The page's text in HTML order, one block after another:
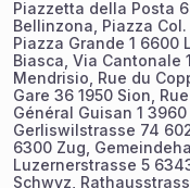
Piazzetta della Posta
Bellinzona, Piazza
Piazza Grande 1 6600
Biasca, Via Cantonale
Mendrisio, Rue du
Gare 36 1950 Sion,
Général Guisan 1
Gerliswilstrasse 74
6300 Zug,
Luzernerstrasse 5
Schwyz,